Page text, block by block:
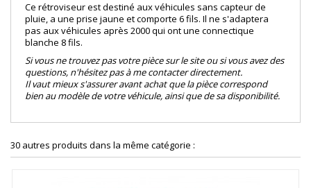
Ce rétroviseur est destiné aux véhicules sans capteur de
pluie, a une prise jaune et comporte 6 fils. Il ne s'adaptera
pas aux véhicules après 2000 qui ont une connectique
blanche 8 fils.
Si vous ne trouvez pas votre pièce sur le site ou si vous avez des
questions, n'hésitez pas à me contacter directement.
Il vaut mieux s'assurer avant achat que la pièce correspond
bien au modèle de votre véhicule, ainsi que de sa disponibilité.
30 autres produits dans la même catégorie :